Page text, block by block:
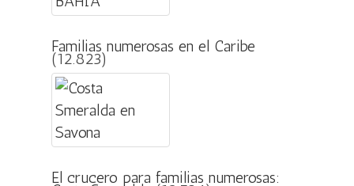
Familias numerosas en el Caribe
(12.823)
El crucero para familias numerosas: